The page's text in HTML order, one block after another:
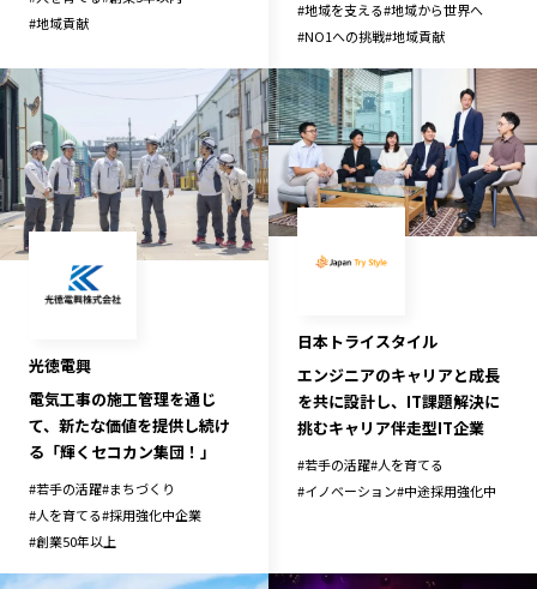
鳥取エリア
島根エリア
広島エリア
徳島エリア
香川エリア
愛媛エリア
高知エリア
福岡エリア
佐賀エリア
長崎エリア
熊本エリア
宮崎エリア
鹿児島エリア
沖縄エリア
カテゴリから探す
特集コンテンツ
地域を代表する 企業100選
プレスリリース
行政連携記事
MILCプロジェクト
#地域貢献
#地域を支える#地域から世界へ
#NO1への挑戦#地域貢献
光徳電興
電気工事の施工管理を通じ
て、新たな価値を提供し続け
る「輝くセコカン集団！」
#若手の活躍#まちづくり
#人を育てる#採用強化中企業
#創業50年以上
日本トライスタイル
エンジニアのキャリアと成長
を共に設計し、IT課題解決に
挑むキャリア伴走型IT企業
#若手の活躍#人を育てる
#イノベーション#中途採用強化中